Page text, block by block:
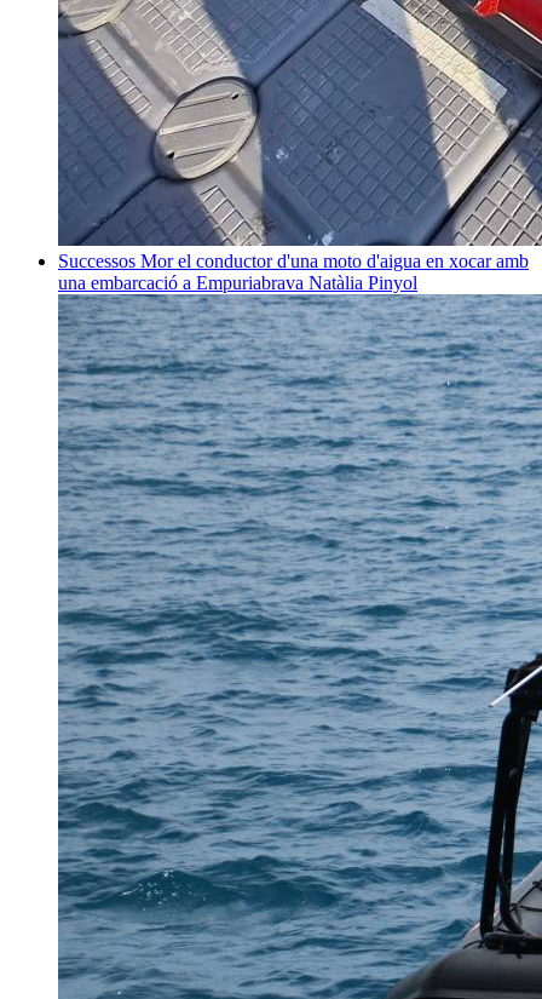
Successos Mor el conductor d'una moto d'aigua en xocar amb
una embarcació a Empuriabrava Natàlia Pinyol